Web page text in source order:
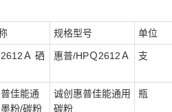
规格型号 单位
Ａ 硒
惠普/HPＱ2612Ａ 支
佳能通
粉/碳粉
诚创惠普佳能通用
碳粉
瓶